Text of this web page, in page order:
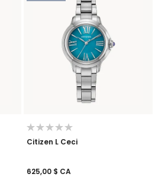
Citizen L Ceci
625,00 $ CA